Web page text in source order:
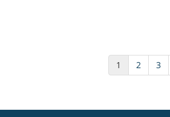
1 2 3